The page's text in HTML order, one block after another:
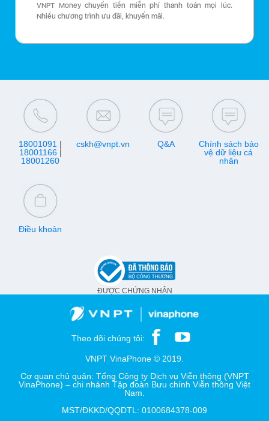
VNPT Money chuyển tiền miễn phí thanh toán mọi lúc.
Nhiều chương trình ưu đãi, khuyến mãi.
18001091 |
18001166|
18001260
cskh@vnpt.vn Q&A
Chính sách bảo
vệ dữ liệu cá
nhân
Điều khoản
ĐƯỢC CHỨNG NHẬN
Theo dõi chúng tôi:
VNPT VinaPhone © 2019.
Cơ quan chủ quản: Tổng Công ty Dịch vụ Viễn thông (VNPT
VinaPhone) – chi nhánh Tập đoàn Bưu chính Viễn thông Việt
Nam.
MST/ĐKKD/QQDTL: 0100684378-009